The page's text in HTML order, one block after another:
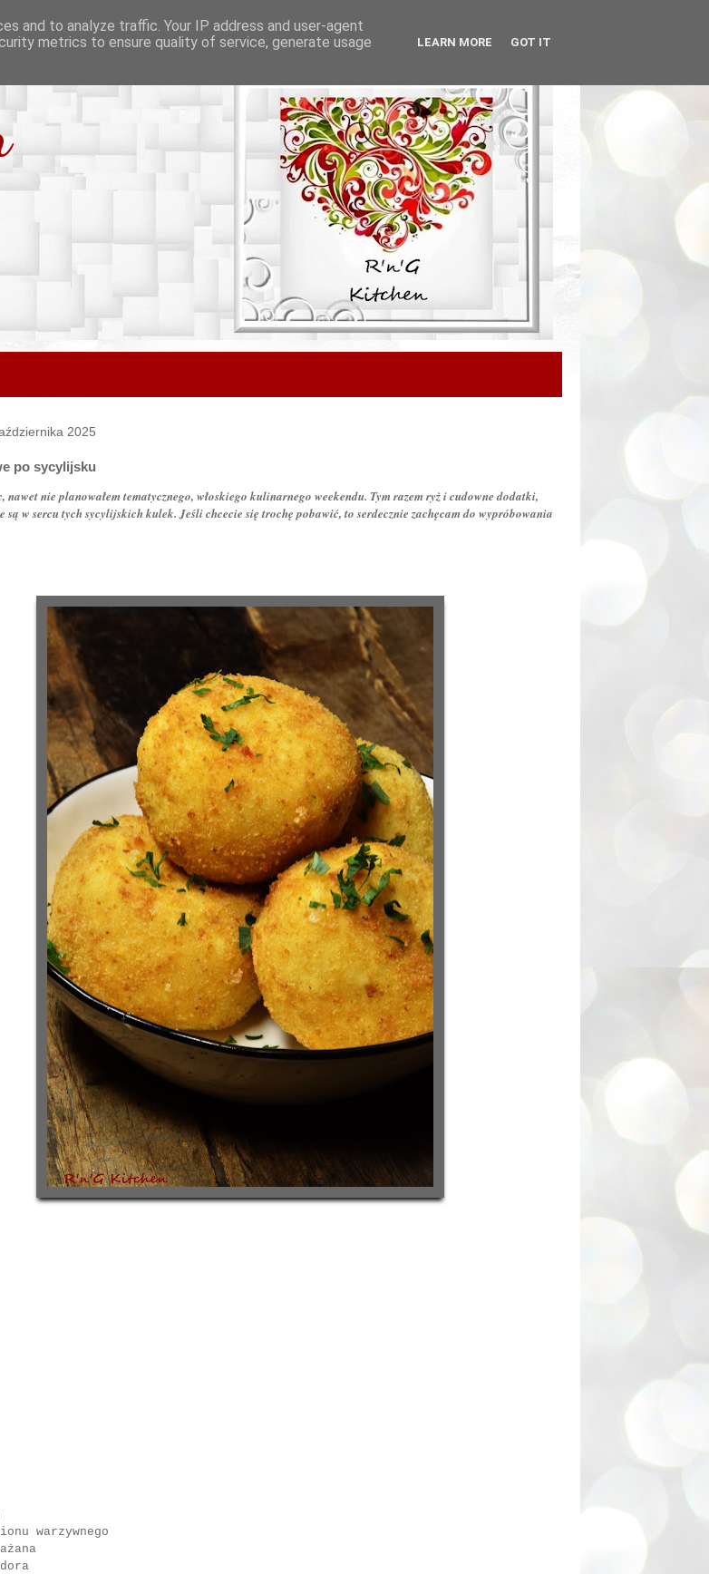
2025
po sycylijsku
nawet nie planowałem tematycznego, włoskiego kulinarnego weekendu. Tym razem ryż i cudowne dodatki,
są w sercu tych sycylijskich kulek. Jeśli chcecie się trochę pobawić, to serdecznie zachęcam do wypróbowania
warzywnego
and to analyze traffic. Your IP address and user-agent
metrics to ensure quality of service, generate usage
LEARN MORE GOT IT